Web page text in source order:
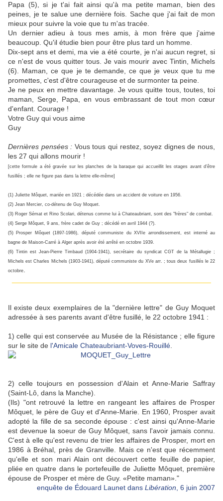
Papa (5), si je t'ai fait ainsi qu'à ma petite maman, bien des
peines, je te salue une dernière fois. Sache que j'ai fait de mon
mieux pour suivre la voie que tu m'as tracée.
Un dernier adieu à tous mes amis, à mon frère que j'aime
beaucoup. Qu'il étudie bien pour être plus tard un homme.
Dix-sept ans et demi, ma vie a été courte, je n'ai aucun regret, si
ce n'est de vous quitter tous. Je vais mourir avec Tintin, Michels
(6). Maman, ce que je te demande, ce que je veux que tu me
promettes, c'est d'être courageuse et de surmonter ta peine.
Je ne peux en mettre davantage. Je vous quitte tous, toutes, toi
maman, Serge, Papa, en vous embrassant de tout mon cœur
d'enfant. Courage !
Votre Guy qui vous aime
Guy
Dernières pensées : Vous tous qui restez, soyez dignes de nous,
les 27 qui allons mourir !
[cette formule a été gravée sur les planches de la baraque qui accueillit les otages avant d'être
fusillés ; elle ne figure pas dans la lettre elle-même]
(1) Juliette Môquet, mariée en 1921 ; décédée dans un accident de voiture en 1956.
(2) Jean Mercier, co-détenu de Guy Moquet.
(3) Roger Sémat et Rino Scolari, détenus comme lui à Chateaubriant, sont des "frères" de combat.
(4) Serge Môquet, 9 ans, frère cadet de Guy ; décédé en avril 1944 (?).
(5) Prosper Môquet (1897-1986), député communiste du XVIIe arrondissement, est interné au
bagne de Maison-Carré à Alger après avoir été arrêté en octobre 1939.
(6) Tintin est Jean-Pierre Timbaud (1904-1941), secrétaire du syndicat CGT de la Métallugie ;
Michels est Charles Michels (1903-1941), député communiste du XVe arr. ; tous deux fusillés le 22
octobre
Il existe deux exemplaires de la "dernière lettre" de Guy Moquet
adressée à ses parents avant d'être fusillé, le 22 octobre 1941 :
1) celle qui est conservée au Musée de la Résistance ; elle figure
sur le site de l'Amicale Chateaubriant-Voves-Rouillé
2) celle toujours en possession d'Alain et Anne-Marie Saffray
(Saint-Lô, dans la Manche).
(Ils) "ont retrouvé la lettre en rangeant les affaires de Prosper
Môquet, le père de Guy et d'Anne-Marie. En 1960, Prosper avait
adopté la fille de sa seconde épouse : c'est ainsi qu'Anne-Marie
est devenue la soeur de Guy Môquet, sans l'avoir jamais connu.
C'est à elle qu'est revenu de trier les affaires de Prosper, mort en
1986 à Bréhal, près de Granville. Mais ce n'est que récemment
qu'elle et son mari Alain ont découvert cette feuille de papier,
pliée en quatre dans le portefeuille de Juliette Môquet, première
épouse de Prosper et mère de Guy. «Petite maman»."
enquête de Édouard Launet dans Libération , 6 juin 2007